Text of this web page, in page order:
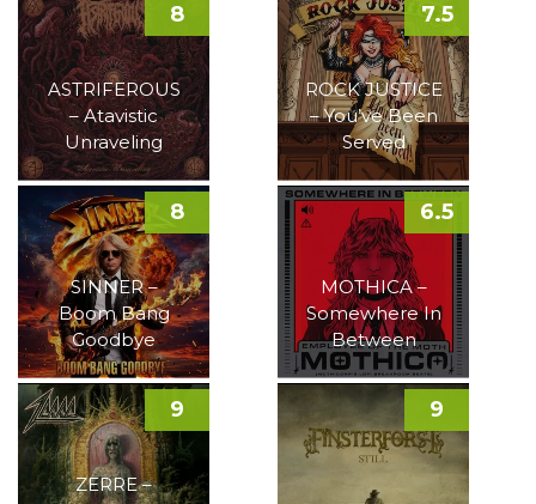
ASTRIFEROUS
– Atavistic
Unraveling
8
ROCK JUSTICE
– You’ve Been
Served
7.5
SINNER –
Boom Bang
Goodbye
8
MOTHICA –
Somewhere In
Between
6.5
ZERRE –
9 9